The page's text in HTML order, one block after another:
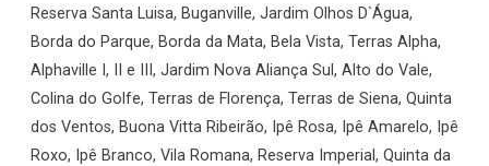
Reserva Santa Luisa, Buganville, Jardim Olhos D`Água,
Borda do Parque, Borda da Mata, Bela Vista, Terras Alpha,
Alphaville I, II e III, Jardim Nova Aliança Sul, Alto do Vale,
Colina do Golfe, Terras de Florença, Terras de Siena, Quinta
dos Ventos, Buona Vitta Ribeirão, Ipê Rosa, Ipê Amarelo, Ipê
Roxo, Ipê Branco, Vila Romana, Reserva Imperial, Quinta da